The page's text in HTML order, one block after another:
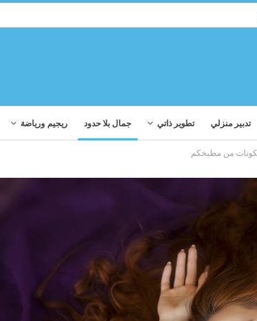
تدبير منزلي تطوير ذاتي جمال بلا حدود ريجيم ورياضة